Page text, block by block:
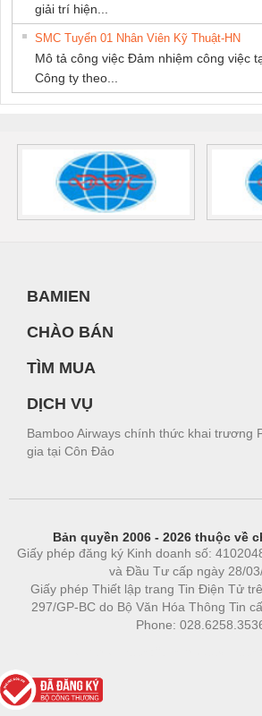
giải trí hiện...
SMC Tuyển 01 Nhân Viên Kỹ Thuật-HN
Mô tả công việc Đảm nhiệm công việc
Công ty theo...
BAMIEN
CHÀO BÁN
TÌM MUA
DỊCH VỤ
Bamboo Airways chính thức khai trương
gia tại Côn Đảo
Bản quyền 2006 - 2026 thuộc về
Giấy phép đăng ký Kinh doanh số:
và Đầu Tư cấp ngày 28/
Giấy phép Thiết lập trang Tin Điện Tử
297/GP-BC do Bộ Văn Hóa Thông Tin
Phone: